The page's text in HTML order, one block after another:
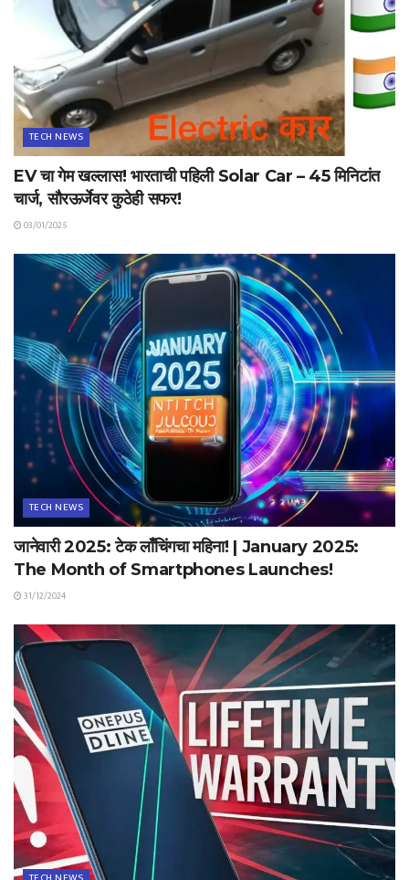
TECH NEWS
EV चा गेम खल्लास! भारताची पहिली Solar Car – 45 मिनिटांत
चार्ज, सौरऊर्जेवर कुठेही सफर!
03/01/2025
TECH NEWS
जानेवारी 2025: टेक लाँचिंगचा महिना! | January 2025:
The Month of Smartphones Launches!
31/12/2024